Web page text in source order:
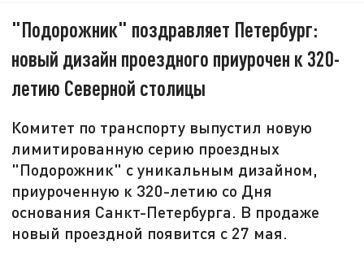
"Подорожник" поздравляет Петербург:
новый дизайн проездного приурочен к 320-
летию Северной столицы
Комитет по транспорту выпустил новую
лимитированную серию проездных
"Подорожник" с уникальным дизайном,
приуроченную к 320-летию со Дня
основания Санкт-Петербурга. В продаже
новый проездной появится с 27 мая.